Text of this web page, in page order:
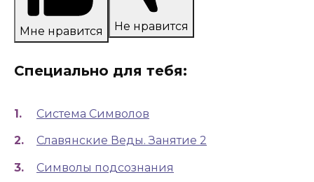
Мне нравится Не нравится
Специально для тебя:
Система Символов
Славянские Веды. Занятие 2
Символы подсознания